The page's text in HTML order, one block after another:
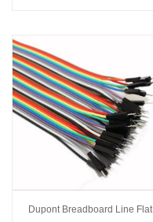
Dupont Breadboard Line Flat